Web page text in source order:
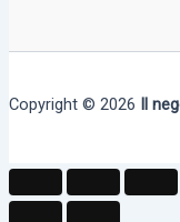
Copyright © 2026 Il